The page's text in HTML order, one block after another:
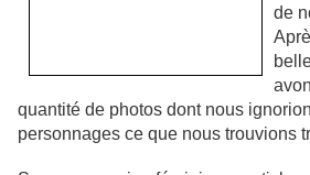
de
quantité de photos dont nous
personnages ce que nous trouvions